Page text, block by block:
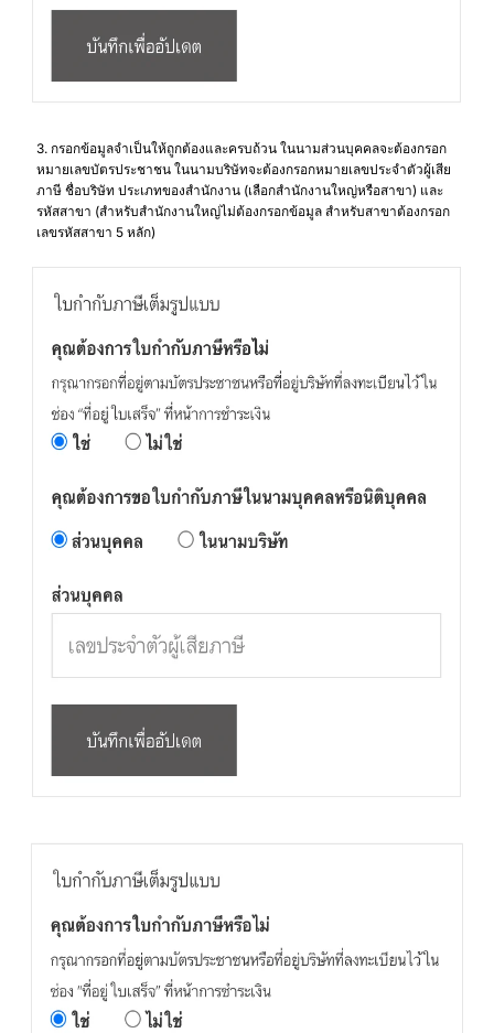
3. กรอกข้อมูลจำเป็นให้ถูกต้องและครบถ้วน ในนามส่วนบุคคลจะต้องกรอก
หมายเลขบัตรประชาชน ในนามบริษัทจะต้องกรอกหมายเลขประจำตัวผู้เสีย
ภาษี ชื่อบริษัท ประเภทของสำนักงาน (เลือกสำนักงานใหญ่หรือสาขา) และ
รหัสสาขา (สำหรับสำนักงานใหญ่ไม่ต้องกรอกข้อมูล สำหรับสาขาต้องกรอก
เลขรหัสสาขา 5 หลัก)